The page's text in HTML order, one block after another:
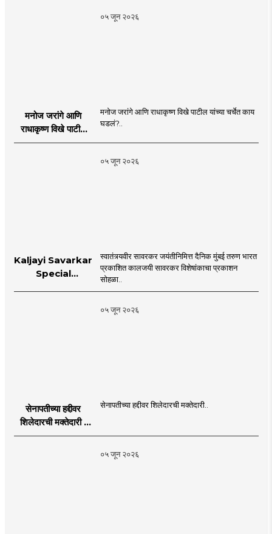
०५ जून २०२६
मनोज जरांगे आणि
राधाकृष्ण विखे पाटील
यांच्या चर्चेत काय घडलं?
मनोज जरांगे आणि राधाकृष्ण विखे पाटील यांच्या चर्चेत काय
घडलं?..
०५ जून २०२६
Kaljayi Savarkar
Special
स्वातंत्र्यवीर सावरकर जयंतीनिमित्त दैनिक मुंबई तरुण भारत
प्रकाशित कालजयी सावरकर विशेषांकाचा प्रकाशन
सोहळा..
०५ जून २०२६
सेनापतीच्या हद्दीवर
शिलेदारची मक्तेदारी |
Sahyadri Tiger
सेनापतीच्या हद्दीवर शिलेदारची मक्तेदारी..
०५ जून २०२६